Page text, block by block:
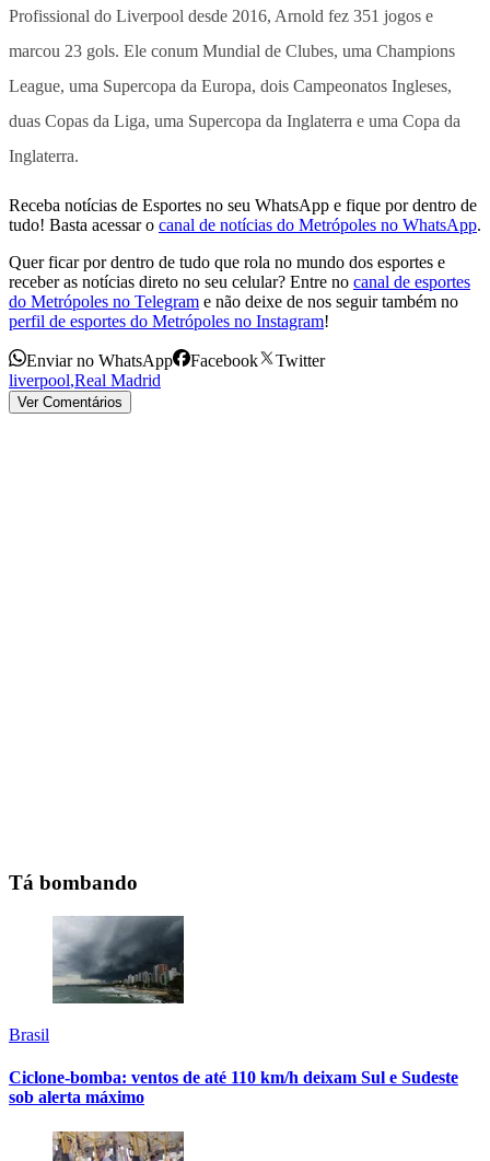
Profissional do Liverpool desde 2016, Arnold fez 351 jogos e
marcou 23 gols. Ele conum Mundial de Clubes, uma Champions
League, uma Supercopa da Europa, dois Campeonatos Ingleses,
duas Copas da Liga, uma Supercopa da Inglaterra e uma Copa da
Inglaterra.
Receba notícias de Esportes no seu WhatsApp e fique por dentro de
tudo! Basta acessar o canal de notícias do Metrópoles no WhatsApp.
Quer ficar por dentro de tudo que rola no mundo dos esportes e
receber as notícias direto no seu celular? Entre no canal de esportes
do Metrópoles no Telegram e não deixe de nos seguir também no
perfil de esportes do Metrópoles no Instagram!
Enviar no WhatsApp Facebook
Twitter
liverpool,Real Madrid
Ver Comentários
Tá bombando
Brasil
Ciclone-bomba: ventos de até 110 km/h deixam Sul e Sudeste
sob alerta máximo